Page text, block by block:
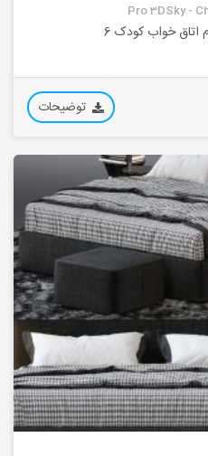
Pro 3DSky -
خواب کودک 6
توضیحات